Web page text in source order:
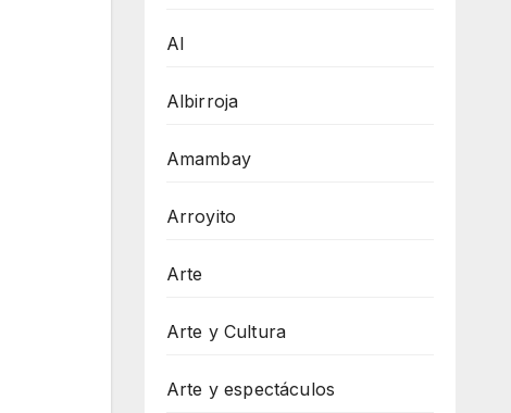
AI
Albirroja
Amambay
Arroyito
Arte
Arte y Cultura
Arte y espectáculos